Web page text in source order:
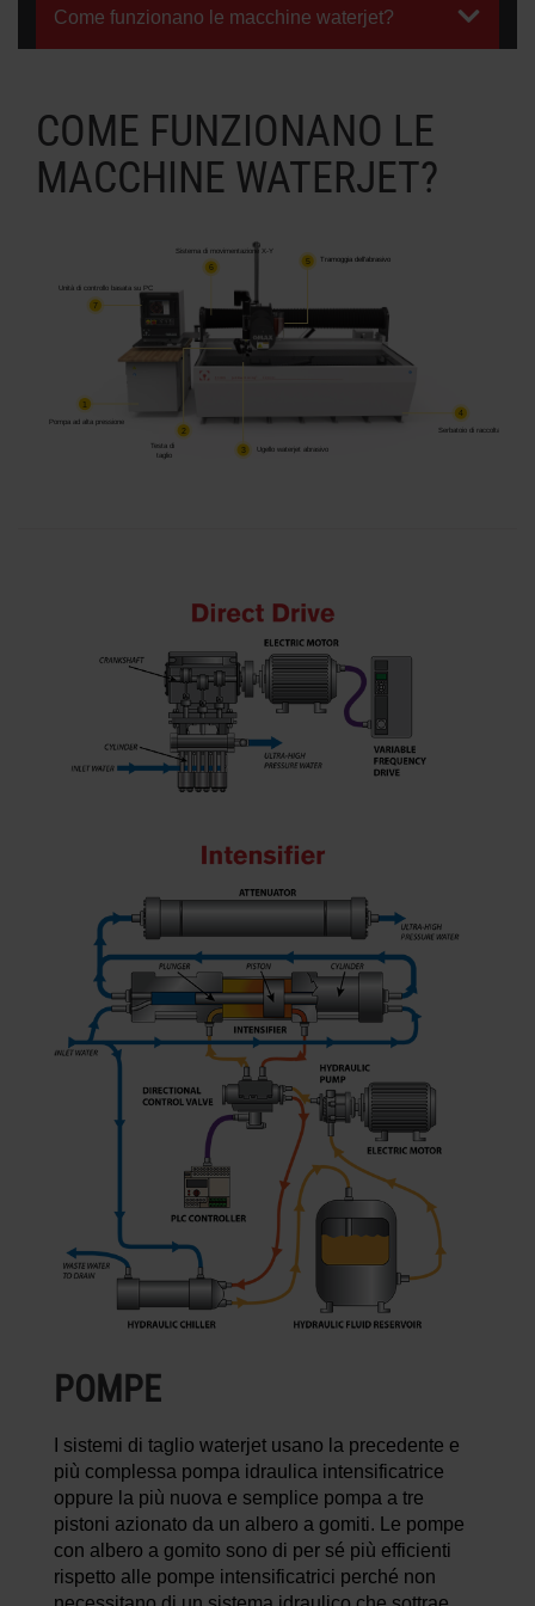
INFORMAZIONI SULLE MACCHINE
Come funzionano le macchine waterjet?
COME FUNZIONANO LE
MACCHINE WATERJET?
Pompa ad alta pressione
1
Testa di
taglio
2
Ugello waterjet abrasivo
3
Serbatoio di raccolta
4
Tramoggia dell'abrasivo
5
Sistema di movimentazione X-Y
6
Unità di controllo basata su PC
7
POMPE
I sistemi di taglio waterjet usano la precedente e
più complessa pompa idraulica intensificatrice
oppure la più nuova e semplice pompa a tre
pistoni azionato da un albero a gomiti. Le pompe
con albero a gomito sono di per sé più efficienti
rispetto alle pompe intensificatrici perché non